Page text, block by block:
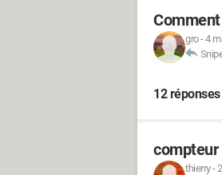
gro-4
12 réponses
compteur
thierry-